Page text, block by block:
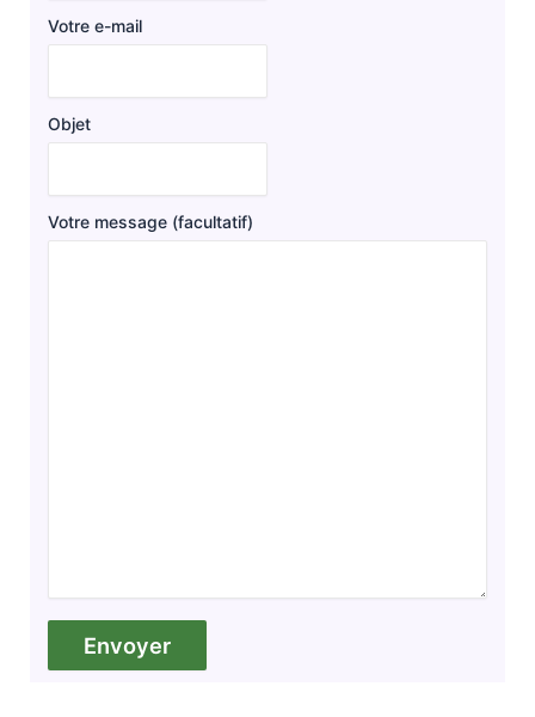
Votre e-mail
Objet
Votre message (facultatif)